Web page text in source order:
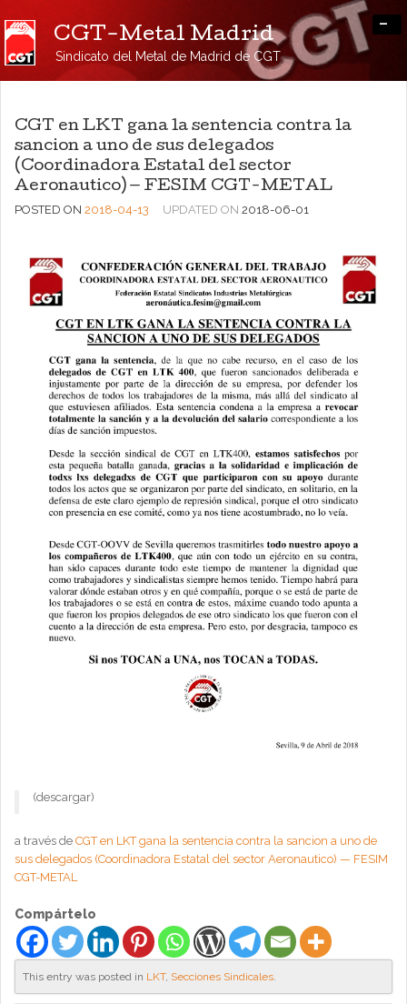
CGT-Metal Madrid
Sindicato del Metal de Madrid de CGT
-
CGT en LKT gana la sentencia contra la
sancion a uno de sus delegados
(Coordinadora Estatal del sector
Aeronautico) — FESIM CGT-METAL
POSTED ON 2018-04-13 UPDATED ON 2018-06-01
(descargar)
a través de CGT en LKT gana la sentencia contra la sancion a uno de
sus delegados (Coordinadora Estatal del sector Aeronautico) — FESIM
CGT-METAL
Compártelo
This entry was posted in LKT, Secciones Sindicales.